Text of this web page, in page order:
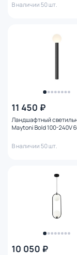
В наличии 50 шт.
11 450 ₽
Ландшафтный
Maytoni Bold 100-240V
В наличии 50 шт.
10 050 ₽
Оформление
Конструкция
Мощность ламп
Умный дом